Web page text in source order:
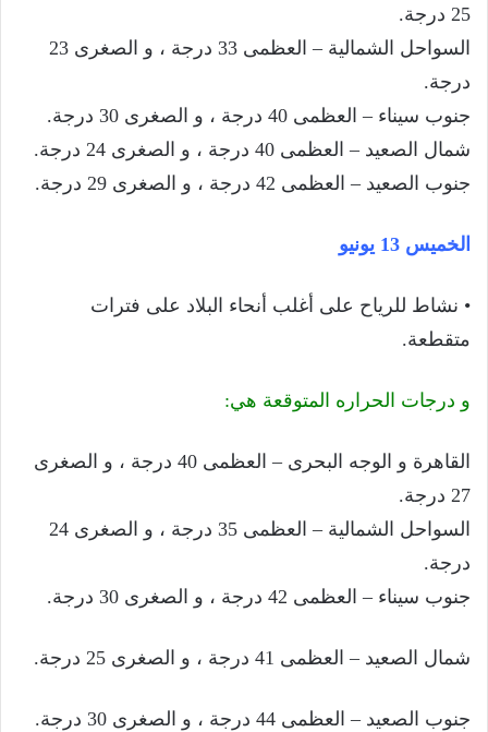
25 درجة.
السواحل الشمالية – العظمى 33 درجة ، و الصغرى 23
درجة.
جنوب سيناء – العظمى 40 درجة ، و الصغرى 30 درجة.
شمال الصعيد – العظمى 40 درجة ، و الصغرى 24 درجة.
جنوب الصعيد – العظمى 42 درجة ، و الصغرى 29 درجة.
الخميس 13 يونيو
• نشاط للرياح على أغلب أنحاء البلاد على فترات
متقطعة.
و درجات الحراره المتوقعة هي:
القاهرة و الوجه البحرى – العظمى 40 درجة ، و الصغرى
27 درجة.
السواحل الشمالية – العظمى 35 درجة ، و الصغرى 24
درجة.
جنوب سيناء – العظمى 42 درجة ، و الصغرى 30 درجة.
شمال الصعيد – العظمى 41 درجة ، و الصغرى 25 درجة.
جنوب الصعيد – العظمى 44 درجة ، و الصغرى 30 درجة.